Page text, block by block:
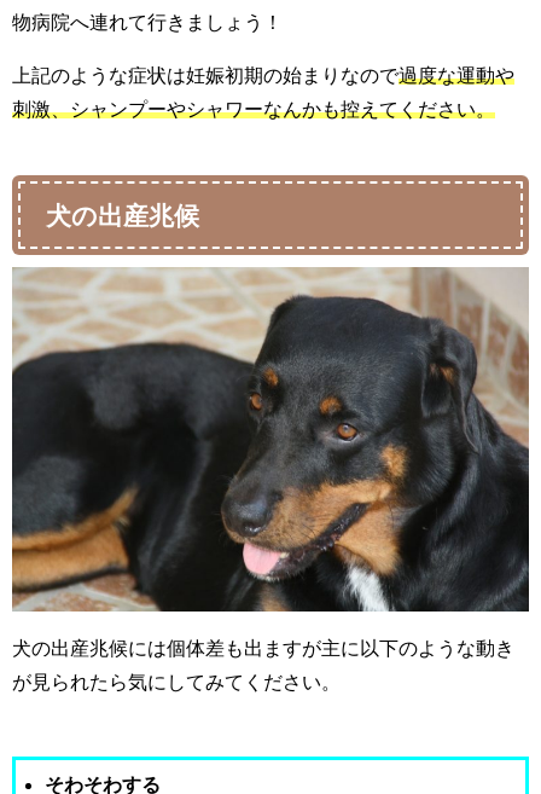
物病院へ連れて行きましょう！
上記のような症状は妊娠初期の始まりなので過度な運動や
刺激、シャンプーやシャワーなんかも控えてください。
犬の出産兆候
犬の出産兆候には個体差も出ますが主に以下のような動き
が見られたら気にしてみてください。
そわそわする